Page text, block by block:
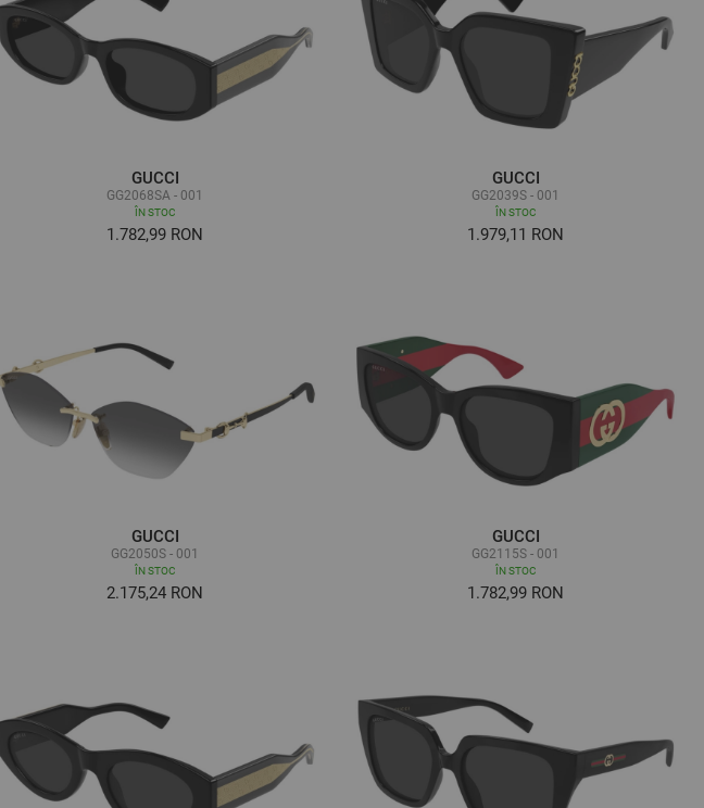
GUCCI
GG2068SA - 001
ÎN STOC
1.782,99 RON
GUCCI
GG2039S - 001
ÎN STOC
1.979,11 RON
GUCCI
GG2050S - 001
ÎN STOC
2.175,24 RON
GUCCI
GG2115S - 001
ÎN STOC
1.782,99 RON